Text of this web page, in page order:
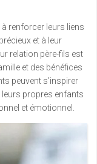
renforcer leurs liens
et à leur
relation père-fils est
et des bénéfices
peuvent s’inspirer
propres enfants
et émotionnel.